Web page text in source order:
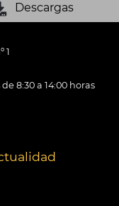
Descargas
1
8:30 a 14:00 horas